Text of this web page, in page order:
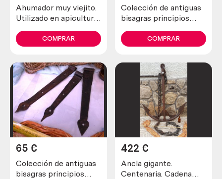
Ahumador muy viejito.
Utilizado en apicultura
abejas
COMPRAR
Colección de antiguas
bisagras principios
forja. 3 piezas. Estilo
medieval.
COMPRAR
Colección de antiguas
bisagras principios
65 €
Ancla gigante.
Centenaria. Cadena
422 €